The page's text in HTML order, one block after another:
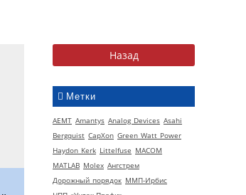
Метки
AEMT Amantys Analog Devices Asahi
Bergquist CapXon Green Watt Power
Haydon Kerk Littelfuse MACOM
MATLAB Molex Ангстрем
Дорожный порядок ММП-Ирбис